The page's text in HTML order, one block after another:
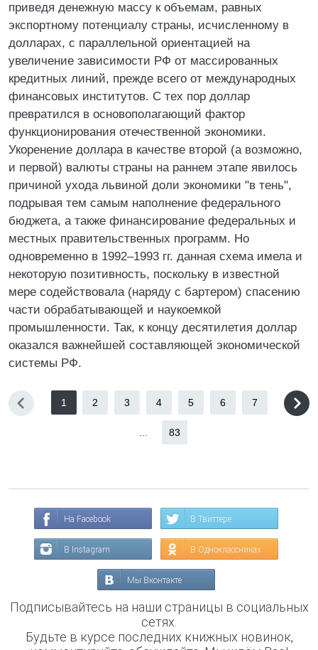
приведя денежную массу к объемам, равных
экспортному потенциалу страны, исчисленному в
долларах, с параллельной ориентацией на
увеличение зависимости РФ от массированных
кредитных линий, прежде всего от международных
финансовых институтов. С тех пор доллар
превратился в основополагающий фактор
функционирования отечественной экономики.
Укоренение доллара в качестве второй (а возможно,
и первой) валюты страны на раннем этапе явилось
причиной ухода львиной доли экономики "в тень",
подрывая тем самым наполнение федерального
бюджета, а также финансирование федеральных и
местных правительственных программ. Но
одновременно в 1992–1993 гг. данная схема имела и
некоторую позитивность, поскольку в известной
мере содействовала (наряду с бартером) спасению
части обрабатывающей и наукоемкой
промышленности. Так, к концу десятилетия доллар
оказался важнейшей составляющей экономической
системы РФ.
1 2 3 4 5 6 7
83
На Facebook В Твиттере
В Instagram В Одноклассниках
Мы Вконтакте
Подписывайтесь на наши страницы в социальных
сетях.
Будьте в курсе последних книжных новинок,